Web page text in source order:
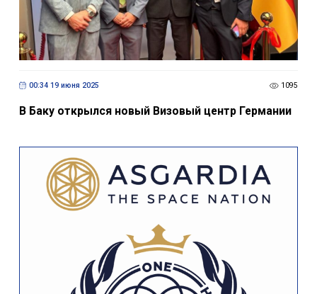
00:34 19 июня 2025 1095
В Баку открылся новый Визовый центр Германии